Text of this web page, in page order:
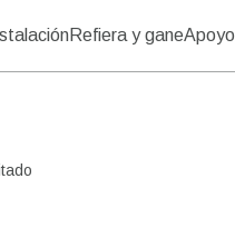
Refiera y ganeApoyo